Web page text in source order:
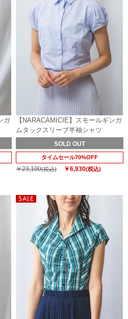
ガ
【NARACAMICIE】スモールギンガ
ムタックスリーブ半袖シャツ
SOLD OUT
タイムセール70%OFF
￥23,100(税込) ￥6,930(税込)